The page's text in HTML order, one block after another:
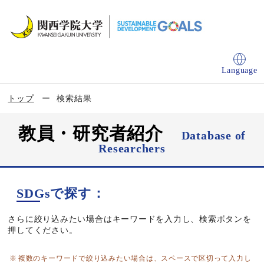
Language
トップ 検索結果
教員・研究者紹介
Database of
Researchers
SDGsで探す：
さらに絞り込みたい場合はキーワードを入力し、検索ボタンを
押してください。
複数のキーワードで絞り込みたい場合は、スペースで区切って入力し